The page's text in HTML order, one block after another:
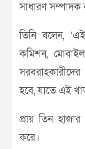
সাধারণ
তিনি বলেন,
কমিশন,
হবে, যাতে এই
প্রায় তিন
করে।